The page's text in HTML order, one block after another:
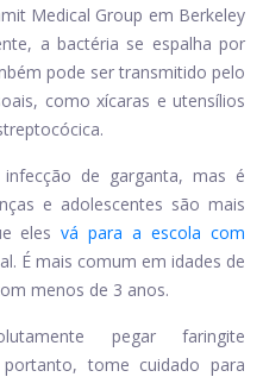
Medical Group em Berkeley
a bactéria se espalha por
pode ser transmitido pelo
como xícaras e utensílios
de garganta, mas é
e adolescentes são mais
eles vá para a escola com
É mais comum em idades de
menos de 3 anos.
pegar
faringite
tome cuidado para